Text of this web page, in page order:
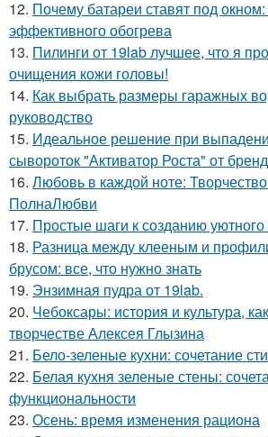
12. Почему батареи ставят под
эффективного обогрева
13. Пилинги от 19lab лучшее, что я
очищения кожи головы!
14. Как выбрать размеры гаражных
руководство
15. Идеальное решение при
сывороток "Активатор Роста" от
16. Любовь в каждой ноте:
ПолнаЛюбви
17. Простые шаги к созданию уютного
18. Разница между клееным и
брусом: все, что нужно знать
19. Энзимная пудра от 19lab.
20. Чебоксары: история и культура,
творчестве Алексея Глызина
21. Бело-зеленые кухни: сочетание
22. Белая кухня зеленые стены:
функциональности
23. Осень: время изменения рациона